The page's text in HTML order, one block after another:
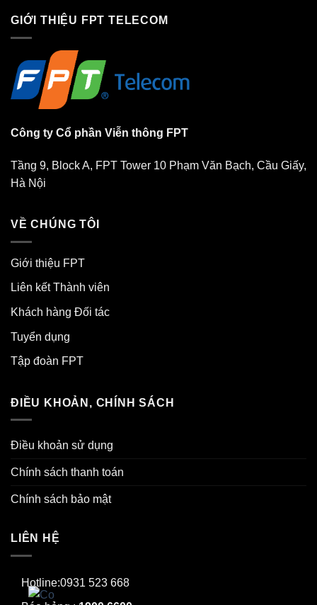
GIỚI THIỆU FPT TELECOM
Công ty Cổ phần Viễn thông FPT
Tầng 9, Block A, FPT Tower 10 Phạm Văn Bạch, Cầu Giấy,
Hà Nội
VỀ CHÚNG TÔI
Giới thiệu FPT
Liên kết Thành viên
Khách hàng Đối tác
Tuyển dụng
Tập đoàn FPT
ĐIỀU KHOẢN, CHÍNH SÁCH
Điều khoản sử dụng
Chính sách thanh toán
Chính sách bảo mật
LIÊN HỆ
Hotline:0931 523 668